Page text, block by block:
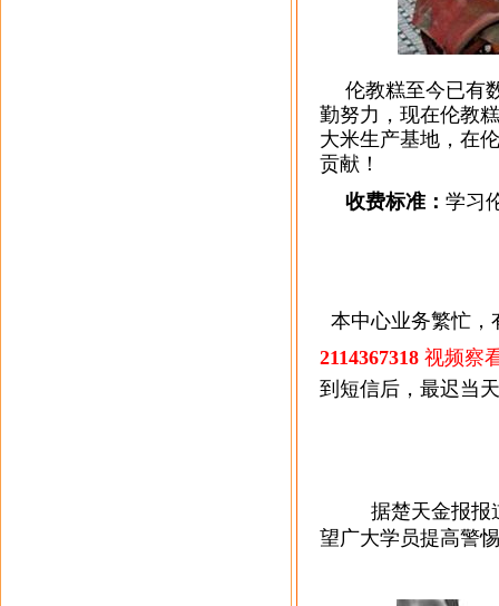
伦教糕至今已有
勤努力，现在伦教
大米生产基地，在
贡献！
收费标准： 学习
本中心业务繁忙，
2114367318 视频察
到短信后，最迟当
据楚天金报报
望广大学员提高警